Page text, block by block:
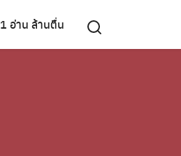
1 อ่าน ล้านตื่น